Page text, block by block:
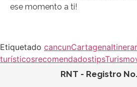
ese momento a ti!
Etiquetado cancunCartagena
turísticosrecomendadostipsTurismo
RNT - Registro